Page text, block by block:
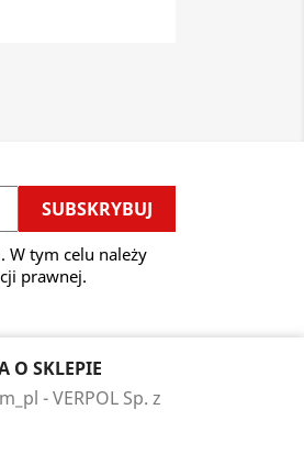
W tym celu należy
prawnej.
O SKLEPIE
- VERPOL Sp. z